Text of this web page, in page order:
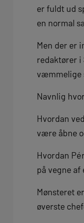
er fuldt ud
en normal
Men der er
redaktører i
væmmelige
Navnlig
Hvordan
være åbne
Hvordan
på vegne af
Mønsteret
øverste